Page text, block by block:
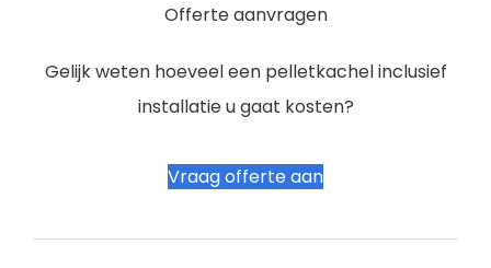
Offerte aanvragen
Gelijk weten hoeveel een pelletkachel inclusief
installatie u gaat kosten?
Vraag offerte aan